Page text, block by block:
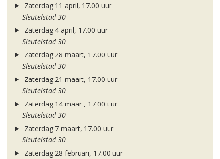
Zaterdag 11 april, 17.00 uur
Sleutelstad 30
Zaterdag 4 april, 17.00 uur
Sleutelstad 30
Zaterdag 28 maart, 17.00 uur
Sleutelstad 30
Zaterdag 21 maart, 17.00 uur
Sleutelstad 30
Zaterdag 14 maart, 17.00 uur
Sleutelstad 30
Zaterdag 7 maart, 17.00 uur
Sleutelstad 30
Zaterdag 28 februari, 17.00 uur